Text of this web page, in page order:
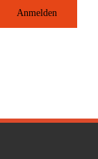
Anmelden